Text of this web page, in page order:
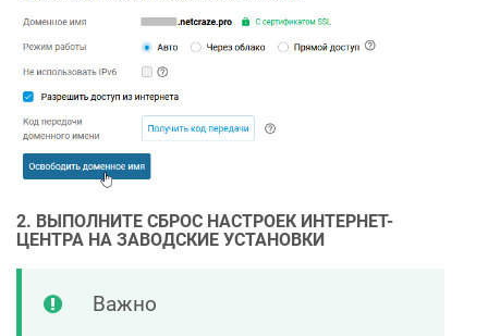
2. ВЫПОЛНИТЕ СБРОС НАСТРОЕК ИНТЕРНЕТ-
ЦЕНТРА НА ЗАВОДСКИЕ УСТАНОВКИ
Важно